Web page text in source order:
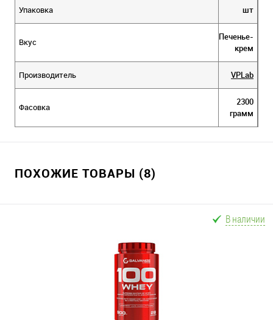
Упаковка шт
Вкус
Печенье-
крем
Производитель VPLab
Фасовка
2300
грамм
ПОХОЖИЕ ТОВАРЫ (8)
В наличии